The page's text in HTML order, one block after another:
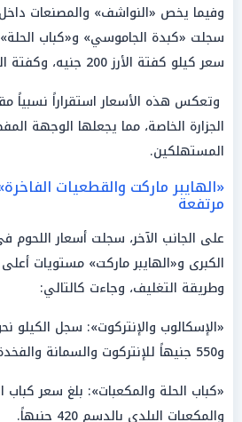
وفيما يخص «النواشف» والمصنعات
سعر كيلو كفتة الأرز 200 جنيه، وكفتة السيخ 220 جنيهاً.
وتعكس هذه الأسعار استقراراً نسبياً
الجزارة الخاصة، مما يجعلها الوجهة
المستهلكين.
«الهايبر ماركت والقطعيات
مرتفعة
على الجانب الآخر، سجلت أسعار اللحوم
الكبرى و«الهايبر ماركت» مستويات
وطريقة التغليف، وجاءت كالتالي:
و550 جنيهاً للإنتركوت والسمانة والفخدة الكندوز.
والمكعبات البلدي بالدسم 420 جنيهاً.